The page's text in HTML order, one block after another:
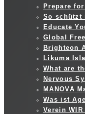
Prepare
So schützt
Educate
Global
Brighteon
Likuma
What are
Nervous
MANOVA
Was ist
Verein WIR